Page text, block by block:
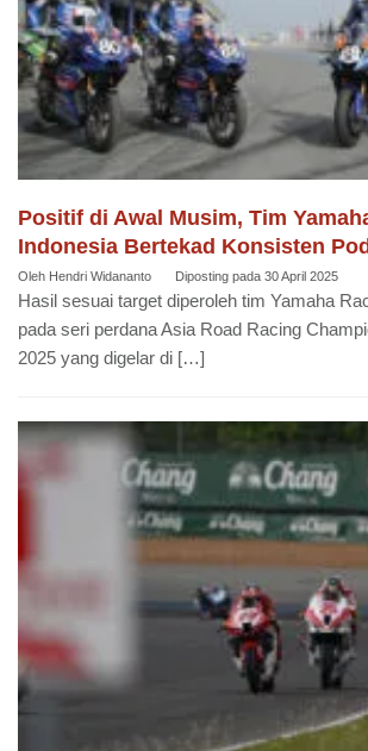
Positif di Awal Musim, Tim
Indonesia Bertekad Konsisten
Oleh Hendri Widananto Diposting pada 30 April 2025
Hasil sesuai target diperoleh tim Yamaha
pada seri perdana Asia Road Racing
2025 yang digelar di […]